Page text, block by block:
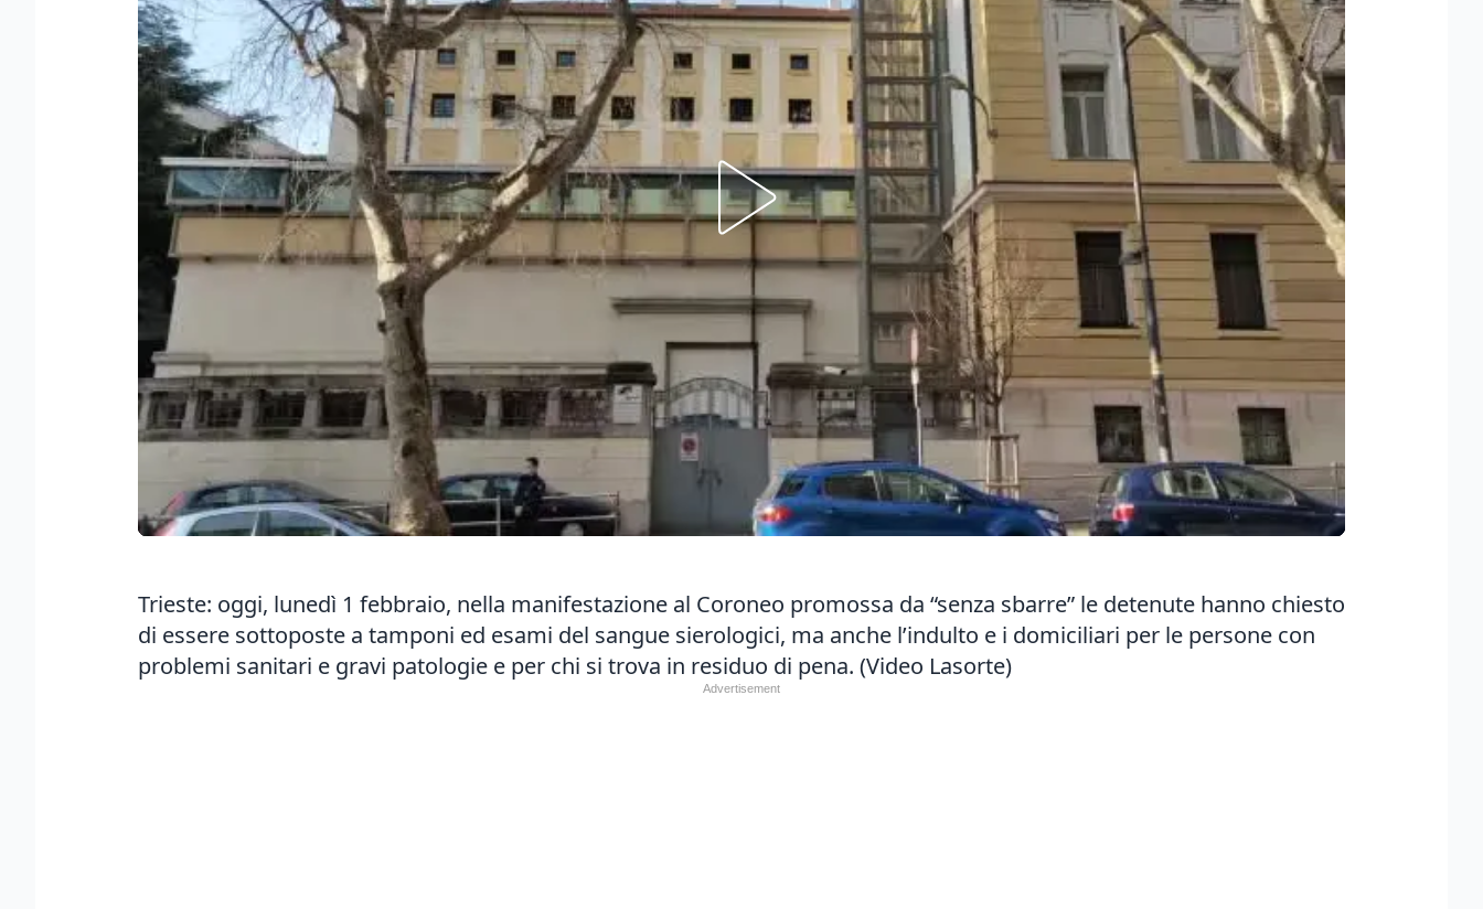
Trieste: oggi, lunedì 1 febbraio, nella manifestazione al Coroneo promossa da “senza sbarre” le detenute hanno chiesto
di essere sottoposte a tamponi ed esami del sangue sierologici, ma anche l’indulto e i domiciliari per le persone con
problemi sanitari e gravi patologie e per chi si trova in residuo di pena. (Video Lasorte)